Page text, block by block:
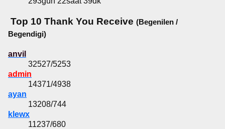
Top 10 Thank You Receive (Begenilen /
Begendigi)
anvil
32527/5253
admin
14371/4938
ayan
13208/744
klewx
11237/680